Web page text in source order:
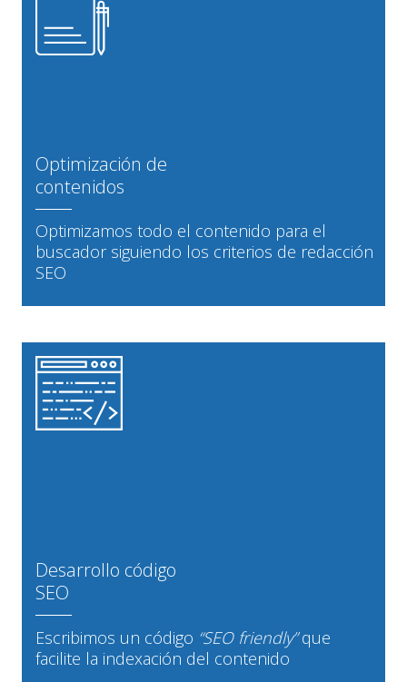
Optimización de
contenidos
Optimizamos todo el contenido para el
buscador siguiendo los criterios de redacción
SEO
Desarrollo código
SEO
Escribimos un código “SEO friendly”que
facilite la indexación del contenido